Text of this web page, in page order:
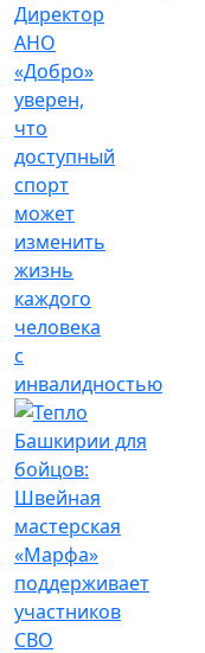
Директор
АНО
«Добро»
уверен,
что
доступный
спорт
может
изменить
жизнь
каждого
человека
с
инвалидностью